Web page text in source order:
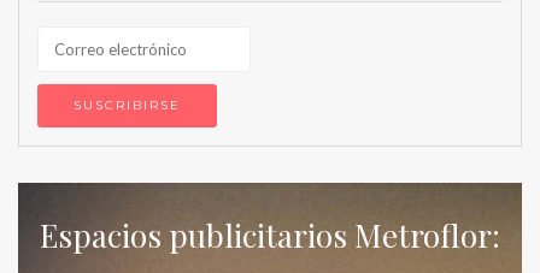
Espacios publicitarios Metroflor: